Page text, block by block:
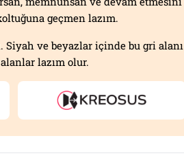
geçmen lazım.
Siyah ve beyazlar içinde bu gri alanı
lazım olur.